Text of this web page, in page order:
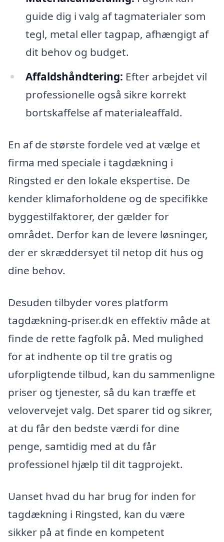
guide dig i valg af tagmaterialer som
tegl, metal eller tagpap, afhængigt af
dit behov og budget.
Affaldshåndtering: Efter arbejdet vil
professionelle også sikre korrekt
bortskaffelse af materialeaffald.
En af de største fordele ved at vælge et
firma med speciale i tagdækning i
Ringsted er den lokale ekspertise. De
kender klimaforholdene og de specifikke
byggestilfaktorer, der gælder for
området. Derfor kan de levere løsninger,
der er skræddersyet til netop dit hus og
dine behov.
Desuden tilbyder vores platform
tagdækning-priser.dk en effektiv måde at
finde de rette fagfolk på. Med mulighed
for at indhente op til tre gratis og
uforpligtende tilbud, kan du sammenligne
priser og tjenester, så du kan træffe et
velovervejet valg. Det sparer tid og sikrer,
at du får den bedste værdi for dine
penge, samtidig med at du får
professionel hjælp til dit tagprojekt.
Uanset hvad du har brug for inden for
tagdækning i Ringsted, kan du være
sikker på at finde en kompetent